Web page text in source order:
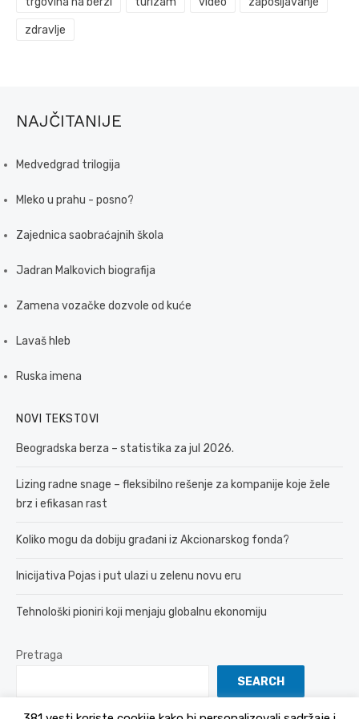
zdravlje
NAJČITANIJE
Medvedgrad trilogija
Mleko u prahu - posno?
Zajednica saobraćajnih škola
Jadran Malkovich biografija
Zamena vozačke dozvole od kuće
Lavaš hleb
Ruska imena
NOVI TEKSTOVI
Beogradska berza – statistika za jul 2026.
Lizing radne snage – fleksibilno rešenje za kompanije koje žele
brz i efikasan rast
Koliko mogu da dobiju građani iz Akcionarskog fonda?
Inicijativa Pojas i put ulazi u zelenu novu eru
Tehnološki pioniri koji menjaju globalnu ekonomiju
Pretraga
SEARCH